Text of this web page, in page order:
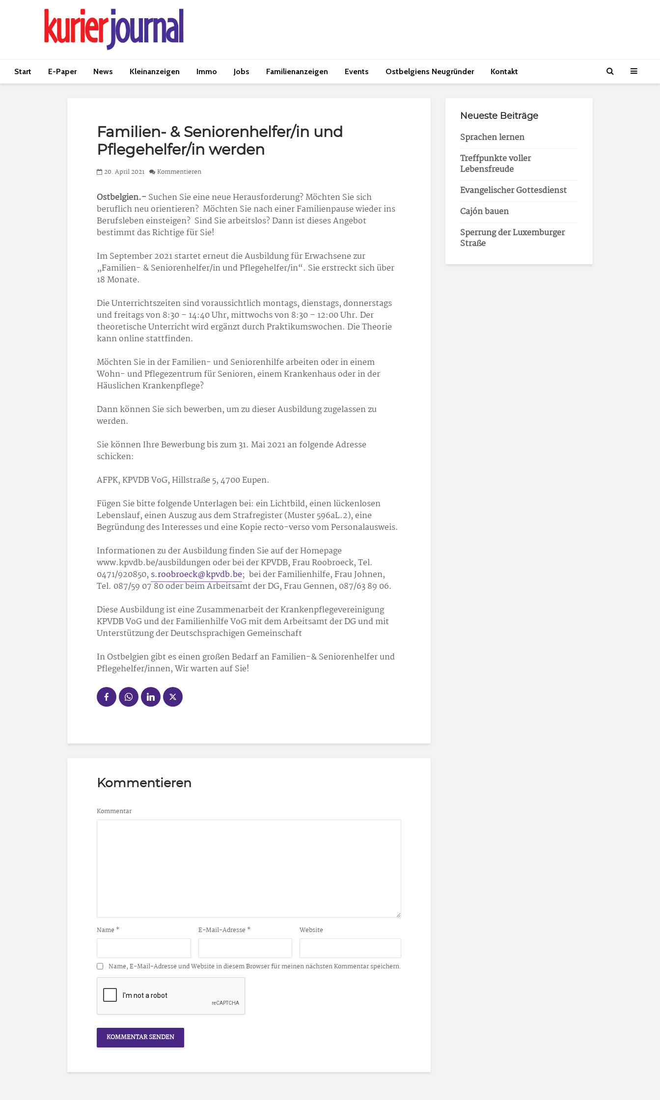
Start E-Paper News Kleinanzeigen Immo Jobs Familienanzeigen Events Ostbelgiens Neugründer Kontakt
Familien- & Seniorenhelfer/in und
Pflegehelfer/in werden
20. April 2021 Kommentieren
Ostbelgien.- Suchen Sie eine neue Herausforderung? Möchten Sie sich
beruflich neu orientieren? Möchten Sie nach einer Familienpause wieder ins
Berufsleben einsteigen? Sind Sie arbeitslos? Dann ist dieses Angebot
bestimmt das Richtige für Sie!
Im September 2021 startet erneut die Ausbildung für Erwachsene zur
„Familien- & Seniorenhelfer/in und Pflegehelfer/in“. Sie erstreckt sich über
18 Monate.
Die Unterrichtszeiten sind voraussichtlich montags, dienstags, donnerstags
und freitags von 8:30 – 14:40 Uhr, mittwochs von 8:30 – 12:00 Uhr. Der
theoretische Unterricht wird ergänzt durch Praktikumswochen. Die Theorie
kann online stattfinden.
Möchten Sie in der Familien- und Seniorenhilfe arbeiten oder in einem
Wohn- und Pflegezentrum für Senioren, einem Krankenhaus oder in der
Häuslichen Krankenpflege?
Dann können Sie sich bewerben, um zu dieser Ausbildung zugelassen zu
werden.
Sie können Ihre Bewerbung bis zum 31. Mai 2021 an folgende Adresse
schicken:
AFPK, KPVDB VoG, Hillstraße 5, 4700 Eupen.
Fügen Sie bitte folgende Unterlagen bei: ein Lichtbild, einen lückenlosen
Lebenslauf, einen Auszug aus dem Strafregister (Muster 596aL.2), eine
Begründung des Interesses und eine Kopie recto-verso vom Personalausweis.
Informationen zu der Ausbildung finden Sie auf der Homepage
www.kpvdb.be/ausbildungen oder bei der KPVDB, Frau Roobroeck, Tel.
0471/920850, s.roobroeck@kpvdb.be; bei der Familienhilfe, Frau Johnen,
Tel. 087/59 07 80 oder beim Arbeitsamt der DG, Frau Gennen, 087/63 89 06.
Diese Ausbildung ist eine Zusammenarbeit der Krankenpflegevereinigung
KPVDB VoG und der Familienhilfe VoG mit dem Arbeitsamt der DG und mit
Unterstützung der Deutschsprachigen Gemeinschaft
In Ostbelgien gibt es einen großen Bedarf an Familien-& Seniorenhelfer und
Pflegehelfer/innen, Wir warten auf Sie!
Kommentieren
Kommentar
Name * E-Mail-Adresse * Website
Name, E-Mail-Adresse und Website in diesem Browser für meinen nächsten Kommentar speichern.
Neueste Beiträge
Sprachen lernen
Treffpunkte voller
Lebensfreude
Evangelischer Gottesdienst
Cajón bauen
Sperrung der Luxemburger
Straße